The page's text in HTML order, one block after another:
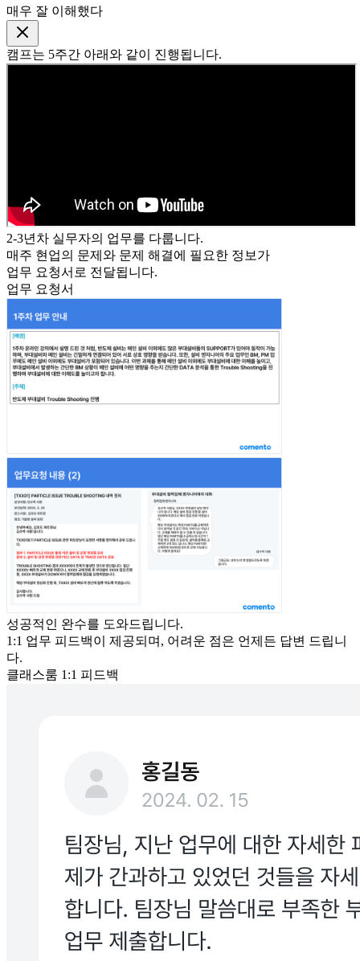
매우 잘 이해했다
캠프는 5주간 아래와 같이 진행됩니다.
2-3년차 실무자의 업무를 다룹니다.
매주 현업의 문제와 문제 해결에 필요한 정보가
업무 요청서로 전달됩니다.
업무 요청서
성공적인 완수를 도와드립니다.
1:1 업무 피드백이 제공되며, 어려운 점은 언제든 답변 드립니
다.
클래스룸 1:1 피드백